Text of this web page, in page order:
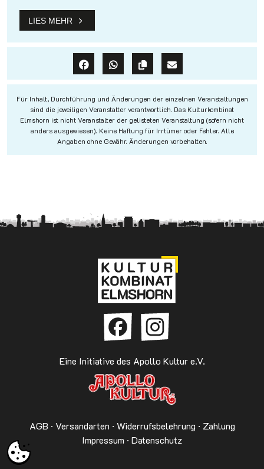
LIES MEHR
Für Inhalt, Durchführung und Änderungen der einzelnen Veranstaltungen
sind die jeweiligen Veranstalter verantwortlich. Das Kulturkombinat
Elmshorn ist nicht Veranstalter der gelisteten Veranstaltung (sofern nicht
anders ausgewiesen). Keine Haftung für Irrtümer oder Fehler. Alle
Angaben ohne Gewähr. Änderungen vorbehalten.
Eine Initiative des Apollo Kultur e.V.
AGB · Versandarten · Widerrufsbelehrung · Zahlung
Impressum · Datenschutz